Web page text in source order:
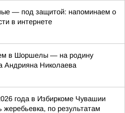
— под защитой: напоминаем о
в интернете
в Шоршелы — на родину
Андрияна Николаева
года в Избиркоме Чувашии
жеребьевка, по результатам